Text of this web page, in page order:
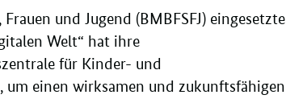
und Jugend (BMBFSFJ) eingesetzte
Welt“ hat ihre
für Kinder- und
um einen wirksamen und zukunftsfähigen